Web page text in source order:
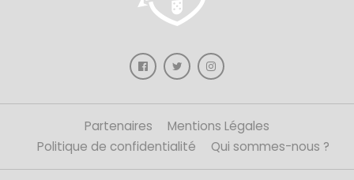
Partenaires
Mentions Légales
Politique de confidentialité
Qui sommes-nous ?